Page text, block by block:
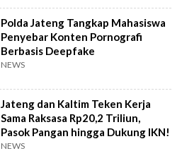
Polda Jateng Tangkap Mahasiswa
Penyebar Konten Pornografi
Berbasis Deepfake
NEWS
Jateng dan Kaltim Teken Kerja
Sama Raksasa Rp20,2 Triliun,
Pasok Pangan hingga Dukung IKN!
NEWS